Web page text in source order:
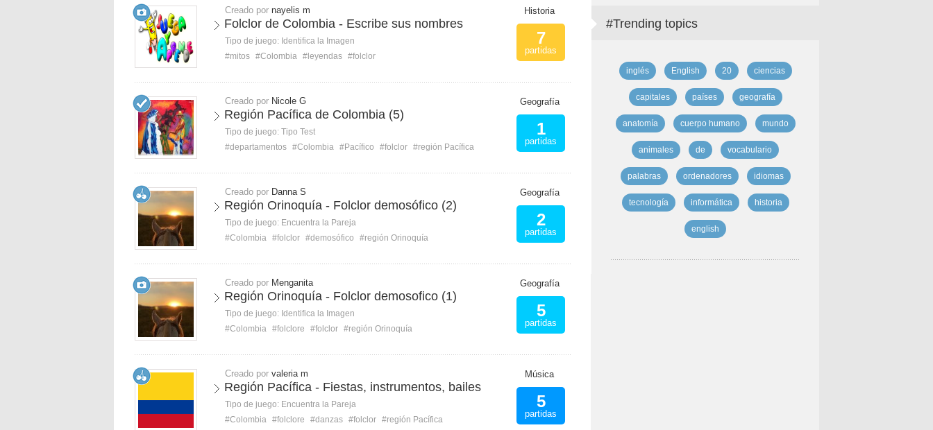
Creado por nayelis m
Folclor de Colombia - Escribe sus nombres
Tipo de juego: Identifica la Imagen
#mitos #Colombia #leyendas #folclor
Historia
7
partidas
Creado por Nicole G
Región Pacífica de Colombia (5)
Tipo de juego: Tipo Test
#departamentos #Colombia #Pacífico #folclor #región Pacífica
Geografía
1
partidas
Creado por Danna S
Región Orinoquía - Folclor demosófico (2)
Tipo de juego: Encuentra la Pareja
#Colombia #folclor #demosófico #región Orinoquía
Geografía
2
partidas
Creado por Menganita
Región Orinoquía - Folclor demosofico (1)
Tipo de juego: Identifica la Imagen
#Colombia #folclore #folclor #región Orinoquía
Geografía
5
partidas
Creado por valeria m
Región Pacífica - Fiestas, instrumentos, bailes
Tipo de juego: Encuentra la Pareja
#Colombia #folclore #danzas #folclor #región Pacífica
Música
5
partidas
#Trending topics
inglés English 20 ciencias
capitales países geografía
anatomía cuerpo humano mundo
animales de vocabulario
palabras ordenadores idiomas
tecnología informática historia
english